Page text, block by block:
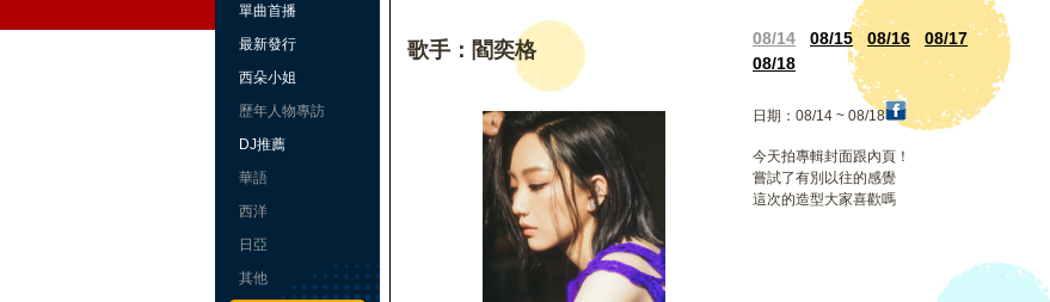
單曲首播
最新發行
西朵小姐
歷年人物專訪
DJ推薦
華語
西洋
日亞
其他
歌手：閻奕格 08/14 08/15 08/16
08/17
08/18
日期：08/14 ~ 08/18
今天拍專輯封面跟內頁！
嘗試了有別以往的感覺
這次的造型大家喜歡嗎